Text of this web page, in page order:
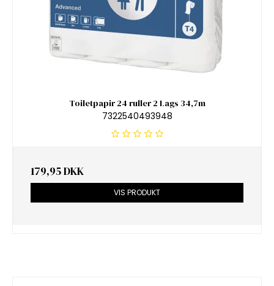
Toiletpapir 24 ruller 2 Lags 34,7m
7322540493948
179,95 DKK
VIS PRODUKT